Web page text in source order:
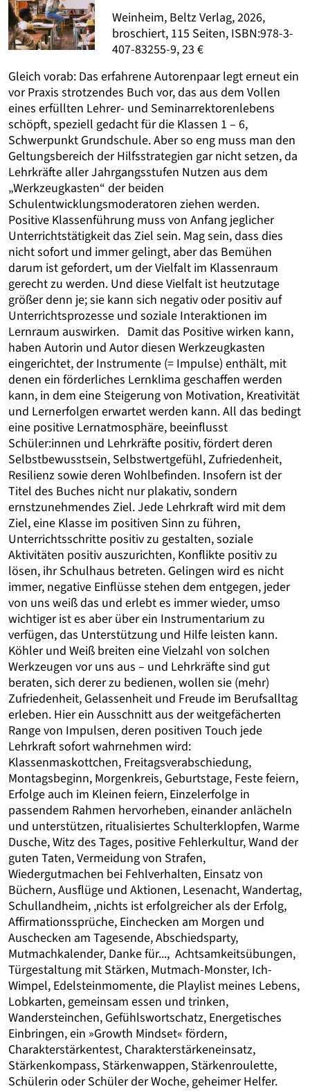
Weinheim, Beltz Verlag, 2026,
broschiert, 115 Seiten, ISBN:978-3-
407-83255-9, 23 €
Gleich vorab: Das erfahrene Autorenpaar legt erneut ein
vor Praxis strotzendes Buch vor, das aus dem Vollen
eines erfüllten Lehrer- und Seminarrektorenlebens
schöpft, speziell gedacht für die Klassen 1 – 6,
Schwerpunkt Grundschule. Aber so eng muss man den
Geltungsbereich der Hilfsstrategien gar nicht setzen, da
Lehrkräfte aller Jahrgangsstufen Nutzen aus dem
„Werkzeugkasten“ der beiden
Schulentwicklungsmoderatoren ziehen werden.
Positive Klassenführung muss von Anfang jeglicher
Unterrichtstätigkeit das Ziel sein. Mag sein, dass dies
nicht sofort und immer gelingt, aber das Bemühen
darum ist gefordert, um der Vielfalt im Klassenraum
gerecht zu werden. Und diese Vielfalt ist heutzutage
größer denn je; sie kann sich negativ oder positiv auf
Unterrichtsprozesse und soziale Interaktionen im
Lernraum auswirken. Damit das Positive wirken kann,
haben Autorin und Autor diesen Werkzeugkasten
eingerichtet, der Instrumente (= Impulse) enthält, mit
denen ein förderliches Lernklima geschaffen werden
kann, in dem eine Steigerung von Motivation, Kreativität
und Lernerfolgen erwartet werden kann. All das bedingt
eine positive Lernatmosphäre, beeinflusst
Schüler:innen und Lehrkräfte positiv, fördert deren
Selbstbewusstsein, Selbstwertgefühl, Zufriedenheit,
Resilienz sowie deren Wohlbefinden. Insofern ist der
Titel des Buches nicht nur plakativ, sondern
ernstzunehmendes Ziel. Jede Lehrkraft wird mit dem
Ziel, eine Klasse im positiven Sinn zu führen,
Unterrichtsschritte positiv zu gestalten, soziale
Aktivitäten positiv auszurichten, Konflikte positiv zu
lösen, ihr Schulhaus betreten. Gelingen wird es nicht
immer, negative Einflüsse stehen dem entgegen, jeder
von uns weiß das und erlebt es immer wieder, umso
wichtiger ist es aber über ein Instrumentarium zu
verfügen, das Unterstützung und Hilfe leisten kann.
Köhler und Weiß breiten eine Vielzahl von solchen
Werkzeugen vor uns aus – und Lehrkräfte sind gut
beraten, sich derer zu bedienen, wollen sie (mehr)
Zufriedenheit, Gelassenheit und Freude im Berufsalltag
erleben. Hier ein Ausschnitt aus der weitgefächerten
Range von Impulsen, deren positiven Touch jede
Lehrkraft sofort wahrnehmen wird:
Klassenmaskottchen, Freitagsverabschiedung,
Montagsbeginn, Morgenkreis, Geburtstage, Feste feiern,
Erfolge auch im Kleinen feiern, Einzelerfolge in
passendem Rahmen hervorheben, einander anlächeln
und unterstützen, ritualisiertes Schulterklopfen, Warme
Dusche, Witz des Tages, positive Fehlerkultur, Wand der
guten Taten, Vermeidung von Strafen,
Wiedergutmachen bei Fehlverhalten, Einsatz von
Büchern, Ausflüge und Aktionen, Lesenacht, Wandertag,
Schullandheim, ,nichts ist erfolgreicher als der Erfolg,
Affirmationssprüche, Einchecken am Morgen und
Auschecken am Tagesende, Abschiedsparty,
Mutmachkalender, Danke für..., Achtsamkeitsübungen,
Türgestaltung mit Stärken, Mutmach-Monster, Ich-
Wimpel, Edelsteinmomente, die Playlist meines Lebens,
Lobkarten, gemeinsam essen und trinken,
Wandersteinchen, Gefühlswortschatz, Energetisches
Einbringen, ein »Growth Mindset« fördern,
Charakterstärkentest, Charakterstärkeneinsatz,
Stärkenkompass, Stärkenwappen, Stärkenroulette,
Schülerin oder Schüler der Woche, geheimer Helfer.